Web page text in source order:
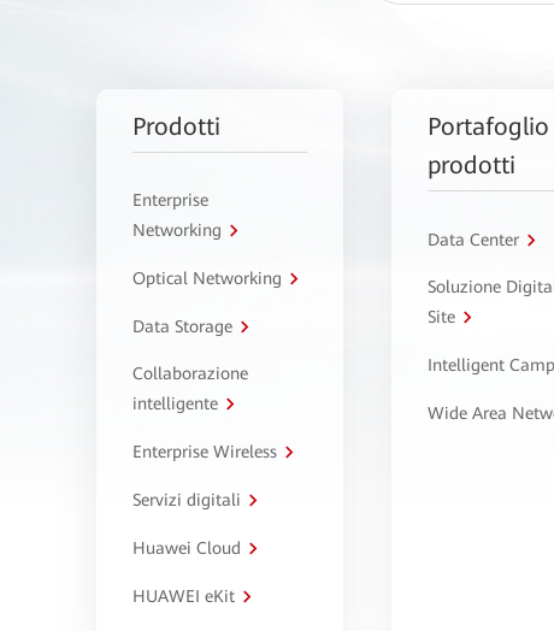
Prodotti
Enterprise
Networking
Optical Networking
Data Storage
Collaborazione
intelligente
Enterprise Wireless
Servizi digitali
Huawei Cloud
HUAWEI eKit
Portafoglio
prodotti
Data Center
Soluzione
Site
Intelligent
Wide Area